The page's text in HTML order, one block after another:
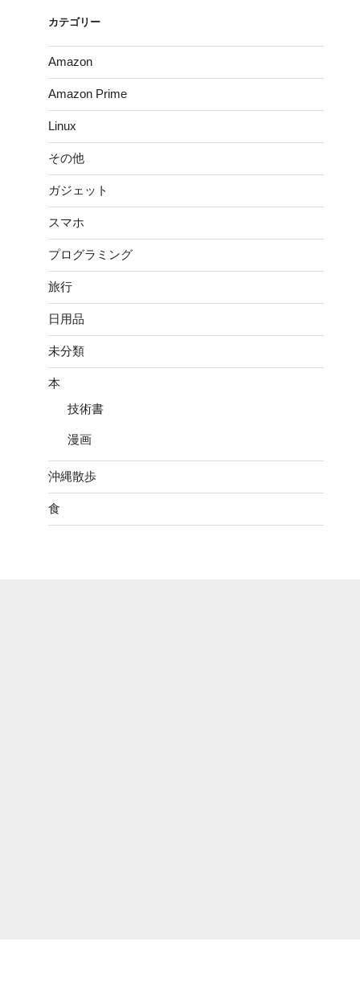
カテゴリー
Amazon
Amazon Prime
Linux
その他
ガジェット
スマホ
プログラミング
旅行
日用品
未分類
本
技術書
漫画
沖縄散歩
食